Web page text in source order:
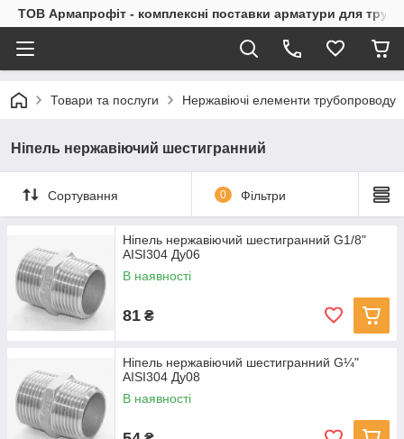
ТОВ Армапрофіт - комплексні поставки арматури для
Товари та послуги Нержавіючі елементи трубопроводу
Ніпель нержавіючий шестигранний
Сортування 0 Фільтри
Ніпель нержавіючий шестигранний G1/8"
AISI304 Ду06
В наявності
81 ₴
Ніпель нержавіючий шестигранний G¼"
AISI304 Ду08
В наявності